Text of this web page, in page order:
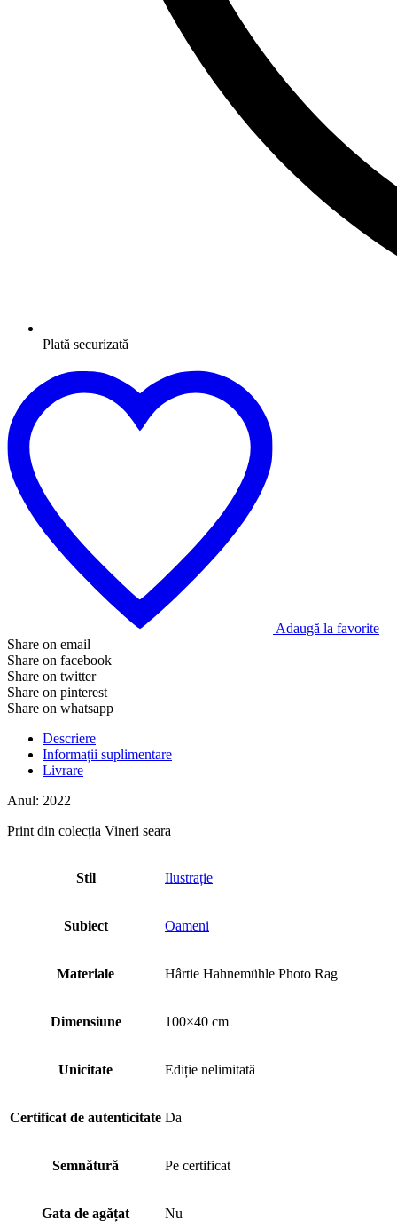
Plată securizată
Adaugă la favorite
Share on email
Share on facebook
Share on twitter
Share on pinterest
Share on whatsapp
Descriere
Informații suplimentare
Livrare
Anul: 2022
Print din colecția Vineri seara
Stil Ilustrație
Subiect Oameni
Materiale Hârtie Hahnemühle Photo Rag
Dimensiune 100×40 cm
Unicitate Ediție nelimitată
Certificat de autenticitate Da
Semnătură Pe certificat
Gata de agățat Nu